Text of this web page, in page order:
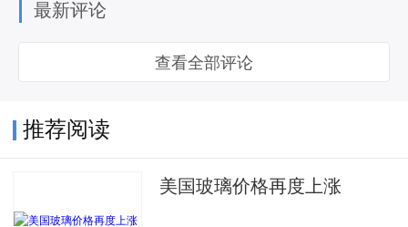
最新评论
查看全部评论
推荐阅读
美国玻璃价格再度上涨